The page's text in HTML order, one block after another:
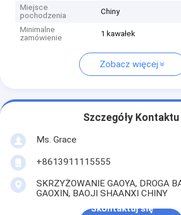
Miejsce
pochodzenia
Chiny
Minimalne
zamówienie
1 kawałek
Zobacz więcej
Szczegóły Kontaktu
Ms. Grace
+8613911115555
SKRZYŻOWANIE GAOYA, DROGA
GAOXIN, BAOJI SHAANXI CHINY
Skontaktuj się